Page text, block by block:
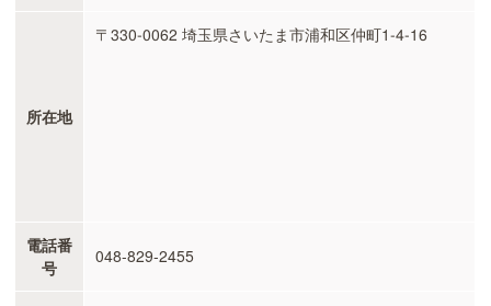
所在地
〒330-0062 埼玉県さいたま市浦和区仲町1-4-16
電話番
号
048-829-2455